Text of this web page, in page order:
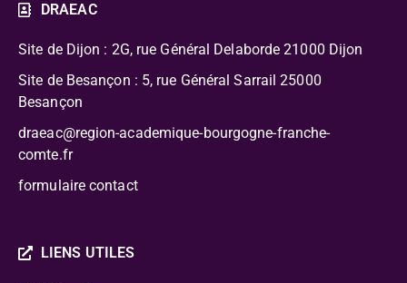
DRAEAC
Site de Dijon : 2G, rue Général Delaborde 21000 Dijon
Site de Besançon : 5, rue Général Sarrail 25000
Besançon
draeac@region-academique-bourgogne-franche-
comte.fr
formulaire contact
LIENS UTILES